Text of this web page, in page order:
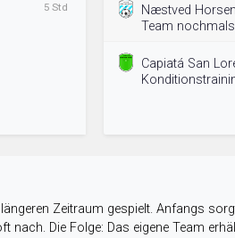
5 Std
Næstved
Team
Capiatá San
Zeitraum gespielt. Anfangs
Die Folge: Das eigene Team